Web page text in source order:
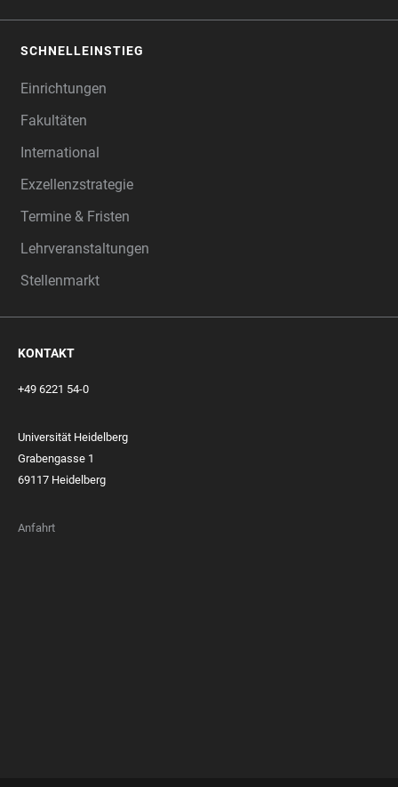
SCHNELLEINSTIEG
Einrichtungen
Fakultäten
International
Exzellenzstrategie
Termine & Fristen
Lehrveranstaltungen
Stellenmarkt
KONTAKT
+49 6221 54-0
Universität Heidelberg
Grabengasse 1
69117 Heidelberg
Anfahrt